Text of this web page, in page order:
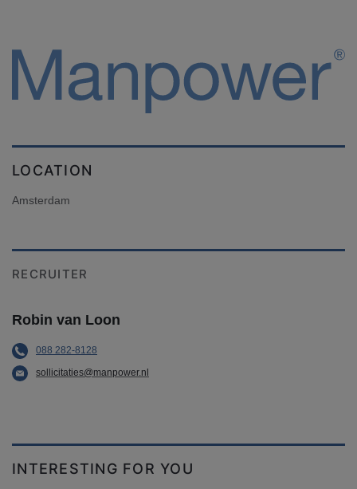
LOCATION
Amsterdam
RECRUITER
Robin van Loon
088 282-8128
sollicitaties@manpower.nl
INTERESTING FOR YOU